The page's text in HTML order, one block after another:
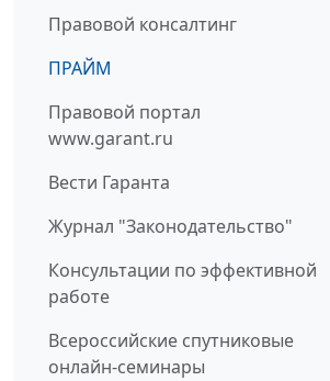
Правовой консалтинг
ПРАЙМ
Правовой портал
www.garant.ru
Вести Гаранта
Журнал "Законодательство"
Консультации по эффективной
работе
Всероссийские спутниковые
онлайн-семинары